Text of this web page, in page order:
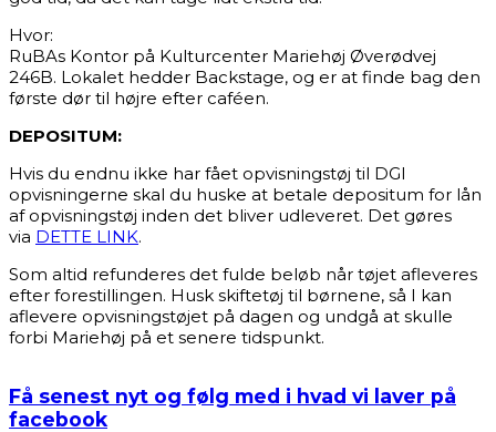
Hvor:
RuBAs Kontor på Kulturcenter Mariehøj Øverødvej
246B. Lokalet hedder Backstage, og er at finde bag den
første dør til højre efter caféen.
DEPOSITUM:
Hvis du endnu ikke har fået opvisningstøj til DGI
opvisningerne skal du huske at betale depositum for lån
af opvisningstøj inden det bliver udleveret. Det gøres
via DETTE LINK.
Som altid refunderes det fulde beløb når tøjet afleveres
efter forestillingen. Husk skiftetøj til børnene, så I kan
aflevere opvisningstøjet på dagen og undgå at skulle
forbi Mariehøj på et senere tidspunkt.
Få senest nyt og følg med i hvad vi laver på
facebook